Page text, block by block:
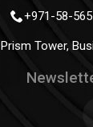
+971-58-
Tower,